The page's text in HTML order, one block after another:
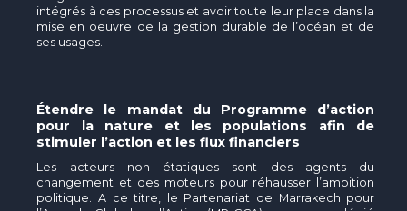
intégrés à ces processus et avoir toute leur place dans la
mise en oeuvre de la gestion durable de l’océan et de
ses usages.
Étendre le mandat du Programme d’action
pour la nature et les populations afin de
stimuler l’action et les flux financiers
Les acteurs non étatiques sont des agents du
changement et des moteurs pour réhausser l’ambition
politique. A ce titre, le Partenariat de Marrakech pour